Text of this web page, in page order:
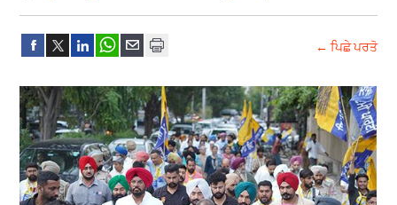
← ਪਿਛੇ ਪਰਤੋ